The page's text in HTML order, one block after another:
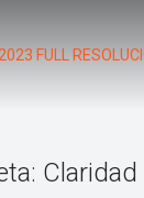
Claridad